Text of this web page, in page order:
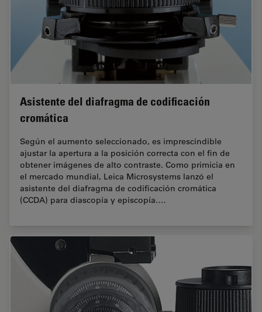
Asistente del diafragma de codificación
cromática
Según el aumento seleccionado, es imprescindible
ajustar la apertura a la posición correcta con el fin de
obtener imágenes de alto contraste. Como primicia en
el mercado mundial, Leica Microsystems lanzó el
asistente del diafragma de codificación cromática
(CCDA) para diascopía y episcopía.…